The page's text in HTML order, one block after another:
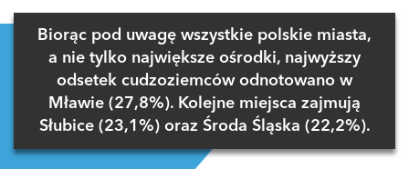
Zaloguj się, aby dodać komentarz
Biorąc pod uwagę wszystkie polskie miasta,
a nie tylko największe ośrodki, najwyższy
odsetek cudzoziemców odnotowano w
Mławie (27,8%). Kolejne miejsca zajmują
Słubice (23,1%) oraz Środa Śląska (22,2%).